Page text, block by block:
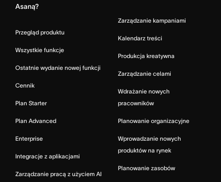
Asaną?
Przegląd produktu
Wszystkie funkcje
Ostatnie wydanie nowej funkcji
Cennik
Plan Starter
Plan Advanced
Enterprise
Integracje z aplikacjami
Zarządzanie pracą z użyciem AI
Zarządzanie kampaniami
Kalendarz treści
Produkcja kreatywna
Zarządzanie celami
Wdrażanie nowych
pracowników
Planowanie organizacyjne
Wprowadzanie nowych
produktów na rynek
Planowanie zasobów